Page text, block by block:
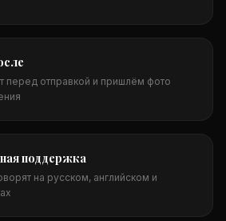
перед отправкой и пришлём фото
поддержка
на русском, английском и